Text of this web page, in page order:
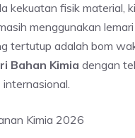
kekuatan fisik material,
menggunakan
tertutup adalah bom
Bahan Kimia dengan